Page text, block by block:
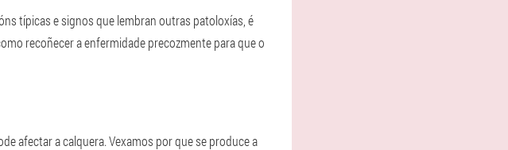
típicas e signos que lembran outras patoloxías, é
recoñecer a enfermidade precozmente para que o
afectar a calquera. Vexamos por que se produce a